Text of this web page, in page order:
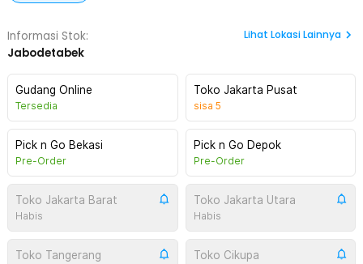
Informasi Stok:
Jabodetabek
Lihat Lokasi Lainnya
Gudang Online
Tersedia
Toko Jakarta Pusat
sisa 5
Pick n Go Bekasi
Pre-Order
Pick n Go Depok
Pre-Order
Toko Jakarta Barat
Habis
Toko Jakarta Utara
Habis
Toko Tangerang Toko Cikupa